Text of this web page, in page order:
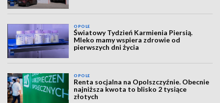
OPOLE
Światowy Tydzień Karmienia Piersią.
Mleko mamy wspiera zdrowie od
pierwszych dni życia
OPOLE
Renta socjalna na Opolszczyźnie. Obecnie
najniższa kwota to blisko 2 tysiące
złotych